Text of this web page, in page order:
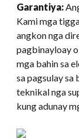
Garantiya:
Kami mga
angkon nga
pagbinayloay
mga bahin sa
sa pagsulay sa
teknikal nga
kung adunay